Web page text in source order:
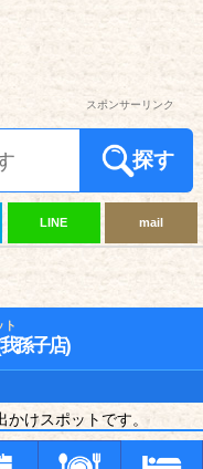
スポンサーリンク
探す
LINE mail
ト
孫子店)
かけスポットです。